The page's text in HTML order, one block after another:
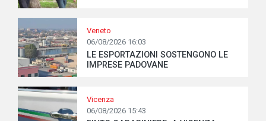
Veneto
06/08/2026 16:03
LE ESPORTAZIONI SOSTENGONO LE
IMPRESE PADOVANE
Vicenza
06/08/2026 15:43